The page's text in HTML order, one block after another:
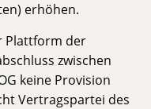
erhöhen.
Plattform der
zwischen
keine Provision
Vertragspartei des